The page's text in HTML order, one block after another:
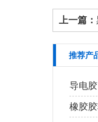
上一篇：
推荐产
导电
橡胶